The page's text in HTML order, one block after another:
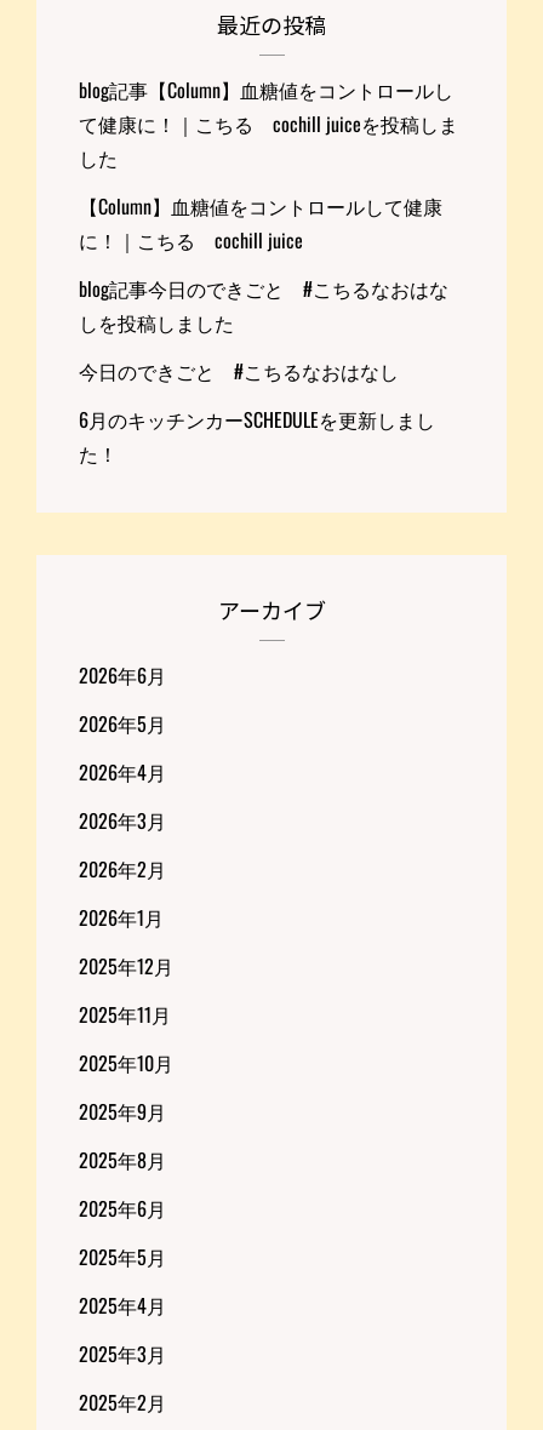
最近の投稿
blog記事【Column】血糖値をコントロールし
て健康に！｜こちる cochill juiceを投稿しま
した
【Column】血糖値をコントロールして健康
に！｜こちる cochill juice
blog記事今日のできごと #こちるなおはな
しを投稿しました
今日のできごと #こちるなおはなし
6月のキッチンカーSCHEDULEを更新しまし
た！
アーカイブ
2026年6月
2026年5月
2026年4月
2026年3月
2026年2月
2026年1月
2025年12月
2025年11月
2025年10月
2025年9月
2025年8月
2025年6月
2025年5月
2025年4月
2025年3月
2025年2月